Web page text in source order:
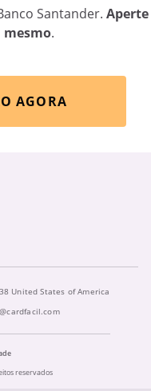
Santander. Aperte
mesmo.
AGORA
United States of America
reservados